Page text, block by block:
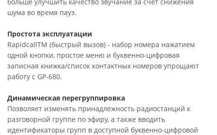
шума во время пауз.
Простота эксплуатации
RapidcallTM (быстрый вызов) - набор номера нажатием
одной кнопки, простое меню и буквенно-цифровая
записная книжка/список контактных номеров упрощают
работу с GP-680.
Динамическая перегруппировка
Позволяет изменять принадлежность радиостанций к
разговорной группе по эфиру, а также вводить
идентификаторы групп в доступной буквенно-цифровой